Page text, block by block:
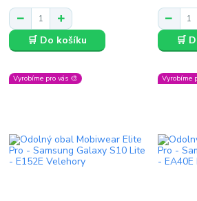
🛒 Do košíku 🛒
Vyrobíme pro vás 🎨 Vyrobíme